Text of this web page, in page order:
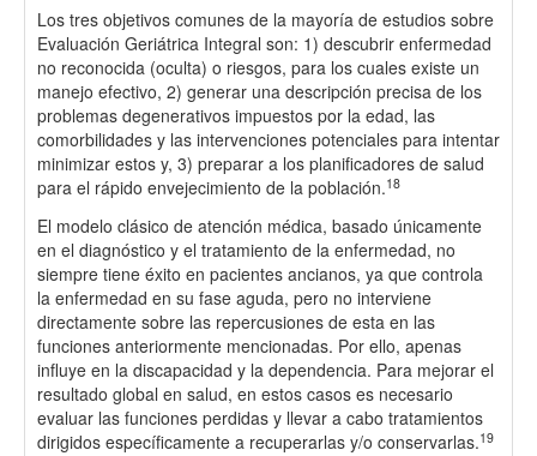
Los tres objetivos comunes de la mayoría de estudios sobre
Evaluación Geriátrica Integral son: 1) descubrir enfermedad
no reconocida (oculta) o riesgos, para los cuales existe un
manejo efectivo, 2) generar una descripción precisa de los
problemas degenerativos impuestos por la edad, las
comorbilidades y las intervenciones potenciales para intentar
minimizar estos y, 3) preparar a los planificadores de salud
para el rápido envejecimiento de la población.18
El modelo clásico de atención médica, basado únicamente
en el diagnóstico y el tratamiento de la enfermedad, no
siempre tiene éxito en pacientes ancianos, ya que controla
la enfermedad en su fase aguda, pero no interviene
directamente sobre las repercusiones de esta en las
funciones anteriormente mencionadas. Por ello, apenas
influye en la discapacidad y la dependencia. Para mejorar el
resultado global en salud, en estos casos es necesario
evaluar las funciones perdidas y llevar a cabo tratamientos
dirigidos específicamente a recuperarlas y/o conservarlas.19